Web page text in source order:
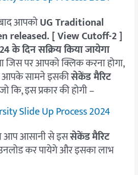
आपकोUG Traditional
released. [ View Cutoff-2 ]
के दिन सक्रिय किया जायेगा
जिस पर आपको क्लिक करना होगा,
आपके सामने इसकीसेकेंड मैरिट
कि, इस प्रकार की होगी –
आप आसानी से इससेकेंडमैरिट
कर पायेगे और इसका लाभ